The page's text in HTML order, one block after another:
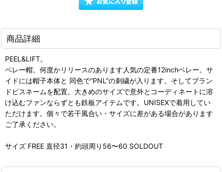
商品詳細
PEEL&LIFT。
ベレー帽。何度かリリースのあります人気の定番12inchベレー。サ
イドには帽子本体と 同色で”PNL”の刺繍が入ります。そしてブラン
ドビスネームを配置。大きめのサイズで意外とコーディネートに溶
け込むファンならずとも鉄板アイテムです。UNISEXで着用してい
ただけます。個々で若干風合い・サイズに差がある場合があります
ご了承ください。
サイズ FREE 直径31・約頭周り56〜60 SOLDOUT